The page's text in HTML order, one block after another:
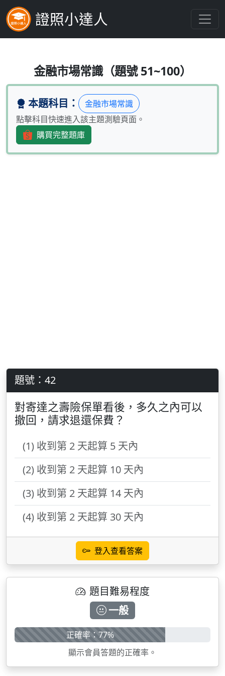
證照小達人
對寄達之壽險保單看後，多久之
金融市場常識（題號 51~100）
本題科目：
金融市場常識
點擊科目快速進入該主題測驗頁面。
購買完整題庫
題號：42
對寄達之壽險保單看後，多久之內可以
撤回，請求退還保費？
(1) 收到第 2 天起算 5 天內
(2) 收到第 2 天起算 10 天內
(3) 收到第 2 天起算 14 天內
(4) 收到第 2 天起算 30 天內
登入查看答案
題目難易程度
一般
正確率：77%
顯示會員答題的正確率。